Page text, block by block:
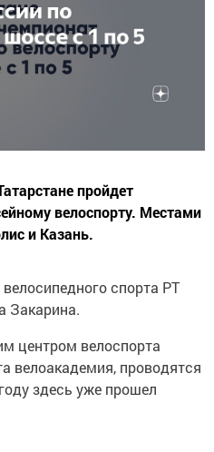
пройдет
велоспорту. Местами
и Казань.
спорта РТ
Закарина.
центром велоспорта
велоакадемия, проводятся
здесь уже прошел